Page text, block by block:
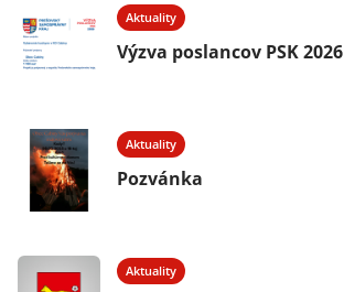
Aktuality
Výzva poslancov PSK 2026
Aktuality
Pozvánka
Aktuality